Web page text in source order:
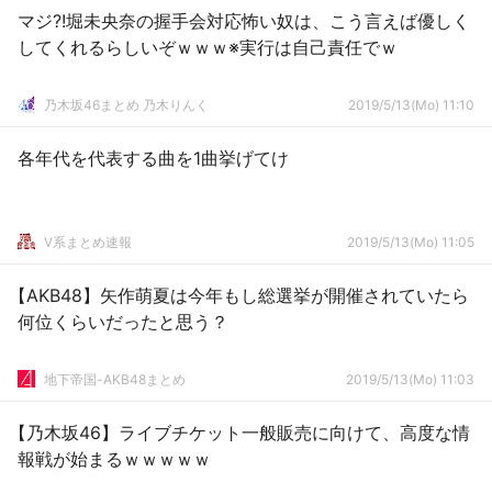
マジ?!堀未央奈の握手会対応怖い奴は、こう言えば優しく
してくれるらしいぞｗｗｗ※実行は自己責任でｗ
乃木坂46まとめ 乃木りんく 2019/5/13(Mo) 11:10
各年代を代表する曲を1曲挙げてけ
V系まとめ速報 2019/5/13(Mo) 11:05
【AKB48】矢作萌夏は今年もし総選挙が開催されていたら
何位くらいだったと思う？
地下帝国-AKB48まとめ 2019/5/13(Mo) 11:03
【乃木坂46】ライブチケット一般販売に向けて、高度な情
報戦が始まるｗｗｗｗｗ